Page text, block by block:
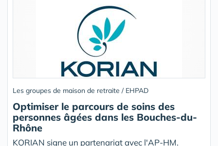
Les groupes de maison de retraite / EHPAD
Optimiser le parcours de soins des
personnes âgées dans les Bouches-du-
Rhône
KORIAN signe un partenariat avec l'AP-HM.